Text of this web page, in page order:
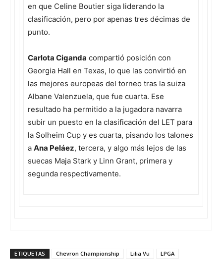
en que Celine Boutier siga liderando la
clasificación, pero por apenas tres décimas de
punto.
Carlota Ciganda compartió posición con
Georgia Hall en Texas, lo que las convirtió en
las mejores europeas del torneo tras la suiza
Albane Valenzuela, que fue cuarta. Ese
resultado ha permitido a la jugadora navarra
subir un puesto en la clasificación del LET para
la Solheim Cup y es cuarta, pisando los talones
a Ana Peláez, tercera, y algo más lejos de las
suecas Maja Stark y Linn Grant, primera y
segunda respectivamente.
ETIQUETAS Chevron Championship Lilia Vu LPGA